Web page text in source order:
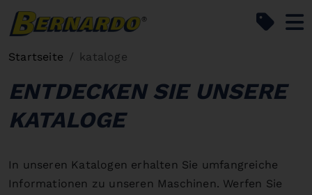
Startseite kataloge
ENTDECKEN SIE UNSERE
KATALOGE
In unseren Katalogen erhalten Sie umfangreiche
Informationen zu unseren Maschinen. Werfen Sie